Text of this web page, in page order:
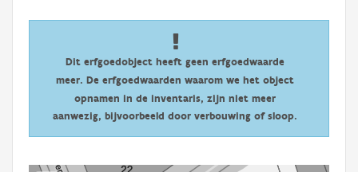
Persoon of collectief
Downloads
Dit erfgoedobject heeft geen erfgoedwaarde
meer. De erfgoedwaarden waarom we het object
opnamen in de inventaris, zijn niet meer
aanwezig, bijvoorbeeld door verbouwing of sloop.